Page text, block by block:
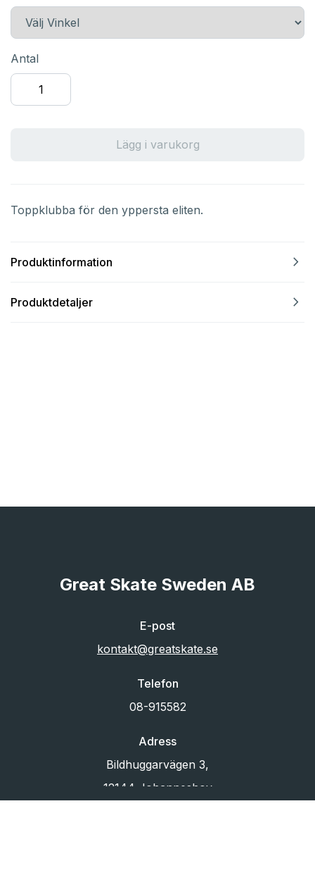
Antal
Lägg i varukorg
Toppklubba för den yppersta eliten.
Produktinformation navigate_next
Produktdetaljer navigate_next
Great Skate Sweden AB
E-post
kontakt@greatskate.se
Telefon
08-915582
Adress
Bildhuggarvägen 3,
12144 Johanneshov